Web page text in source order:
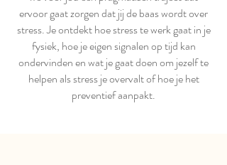
ervoor gaat zorgen dat jij de baas wordt over
stress. Je ontdekt hoe stress te werk gaat in je
fysiek, hoe je eigen signalen op tijd kan
ondervinden en wat je gaat doen om jezelf te
helpen als stress je overvalt of hoe je het
preventief aanpakt.